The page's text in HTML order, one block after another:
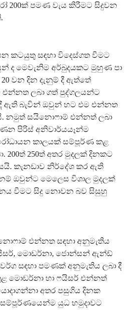
200ක් පමණ වැය කිරීමට සිදුවන
කටයුතු සඳහා විදෙස්ගත වීමට
ද මෙවැනිම අර්බුදයකට මුහුණ පා
වන දින දැනුම් දී ඇත්තේ
ලබා ගත් පුද්ගලයන්ට
ඇති බැවින් ඔවුන් හට එම එන්නත
නමුත් සයිනොෆාම් එන්නත් ලබා
පිරිස් අනිවාර්යයෑන්ම
කාලයක් සම්පූර්ණ කළ
200ත් 250ත් අතර මුදලක් දිනකට
කැනඩාව නිර්දේශ කර ඇති
ඔවුන්ට මෙලෙස විශාල මුදලක්
වීමට සිදු නොවන බව සිසුහු
එන්නත සඳහා අනුමැතිය
මොඩර්නා, ජොන්සන් ඇන්ඩ්
සඳහා පමණක් අනුමැතිය ලබා දී
තුළ මොඩර්නා හා ෆයිසර් එන්නත්
අතර පසුගිය දිනක
යුධ හමුදාවට